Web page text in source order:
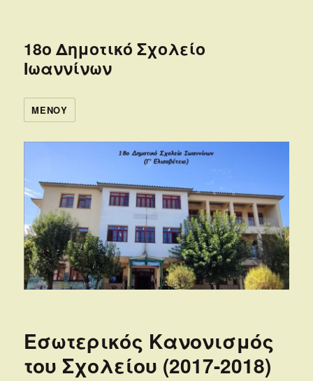
18ο Δημοτικό Σχολείο
Ιωαννίνων
ΜΕΝΟΎ
Εσωτερικός Κανονισμός
του Σχολείου (2017-2018)